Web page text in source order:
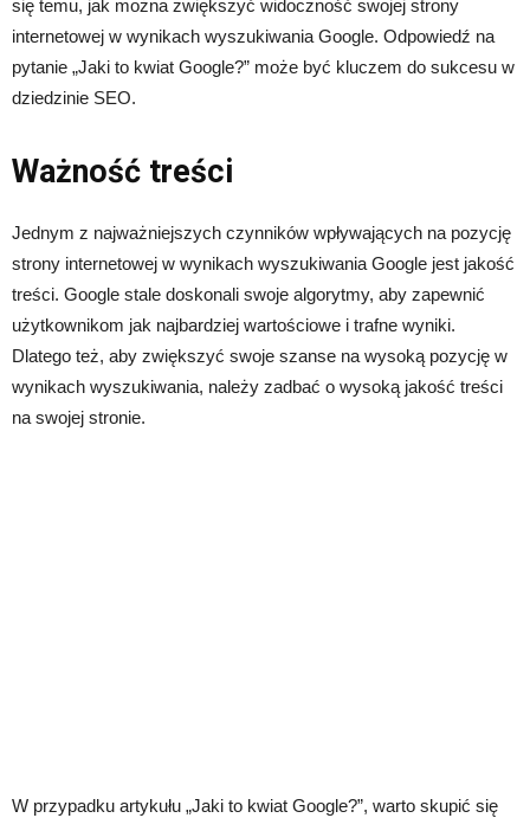
się temu, jak można zwiększyć widoczność swojej strony
internetowej w wynikach wyszukiwania Google. Odpowiedź na
pytanie „Jaki to kwiat Google?” może być kluczem do sukcesu w
dziedzinie SEO.
Ważność treści
Jednym z najważniejszych czynników wpływających na pozycję
strony internetowej w wynikach wyszukiwania Google jest jakość
treści. Google stale doskonali swoje algorytmy, aby zapewnić
użytkownikom jak najbardziej wartościowe i trafne wyniki.
Dlatego też, aby zwiększyć swoje szanse na wysoką pozycję w
wynikach wyszukiwania, należy zadbać o wysoką jakość treści
na swojej stronie.
W przypadku artykułu „Jaki to kwiat Google?”, warto skupić się